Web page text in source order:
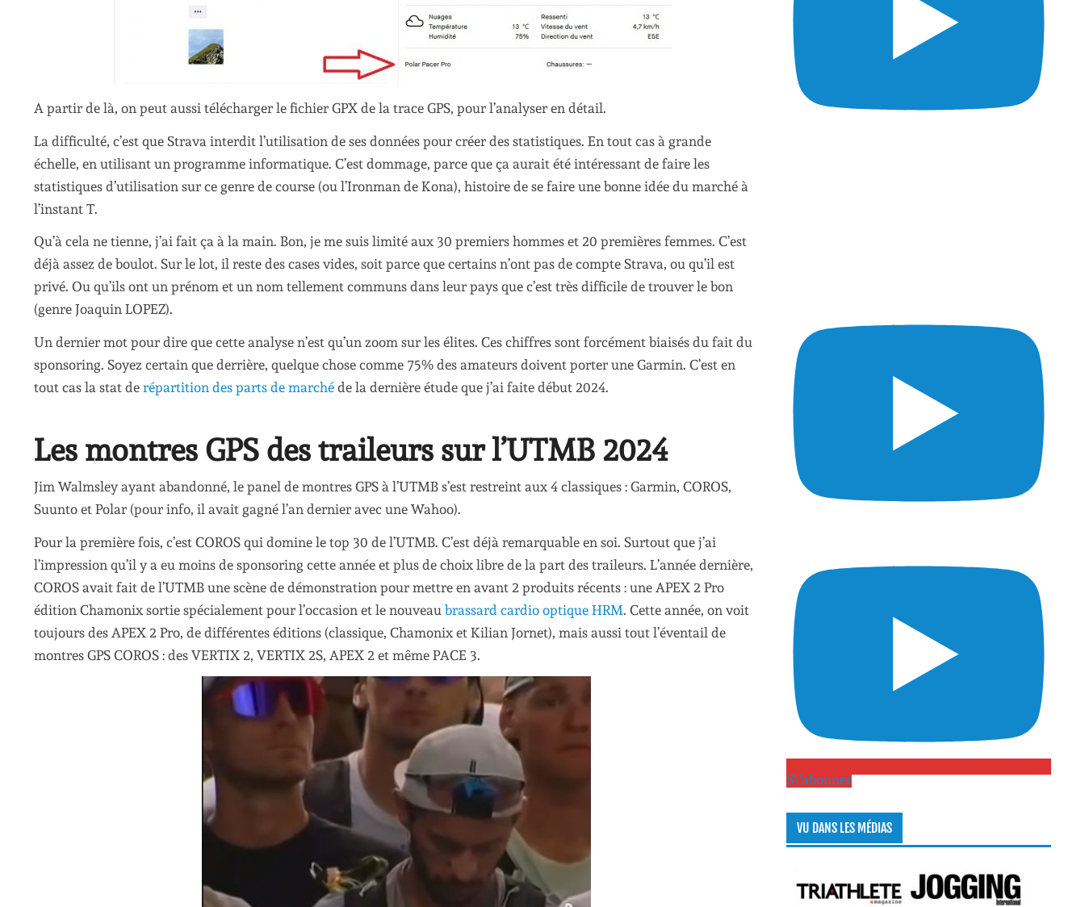
A partir de là, on peut aussi télécharger le fichier GPX de la trace GPS, pour l’analyser en détail.
La difficulté, c’est que Strava interdit l’utilisation de ses données pour créer des statistiques. En tout cas à grande
échelle, en utilisant un programme informatique. C’est dommage, parce que ça aurait été intéressant de faire les
statistiques d’utilisation sur ce genre de course (ou l’Ironman de Kona), histoire de se faire une bonne idée du marché à
l’instant T.
Qu’à cela ne tienne, j’ai fait ça à la main. Bon, je me suis limité aux 30 premiers hommes et 20 premières femmes. C’est
déjà assez de boulot. Sur le lot, il reste des cases vides, soit parce que certains n’ont pas de compte Strava, ou qu’il est
privé. Ou qu’ils ont un prénom et un nom tellement communs dans leur pays que c’est très difficile de trouver le bon
(genre Joaquin LOPEZ).
Un dernier mot pour dire que cette analyse n’est qu’un zoom sur les élites. Ces chiffres sont forcément biaisés du fait du
sponsoring. Soyez certain que derrière, quelque chose comme 75% des amateurs doivent porter une Garmin. C’est en
tout cas la stat de répartition des parts de marché de la dernière étude que j’ai faite début 2024.
Les montres GPS des traileurs sur l’UTMB 2024
Jim Walmsley ayant abandonné, le panel de montres GPS à l’UTMB s’est restreint aux 4 classiques : Garmin, COROS,
Suunto et Polar (pour info, il avait gagné l’an dernier avec une Wahoo).
Pour la première fois, c’est COROS qui domine le top 30 de l’UTMB. C’est déjà remarquable en soi. Surtout que j’ai
l’impression qu’il y a eu moins de sponsoring cette année et plus de choix libre de la part des traileurs. L’année dernière,
COROS avait fait de l’UTMB une scène de démonstration pour mettre en avant 2 produits récents : une APEX 2 Pro
édition Chamonix sortie spécialement pour l’occasion et le nouveau brassard cardio optique HRM. Cette année, on voit
toujours des APEX 2 Pro, de différentes éditions (classique, Chamonix et Kilian Jornet), mais aussi tout l’éventail de
montres GPS COROS : des VERTIX 2, VERTIX 2S, APEX 2 et même PACE 3.
S\'abonner
VU DANS LES MÉDIAS